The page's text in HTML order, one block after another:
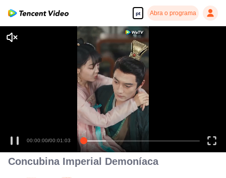
pt Abra o programa
00:00:00/00:01:03
Sim, eu estou.
Concubina Imperial Demoníaca